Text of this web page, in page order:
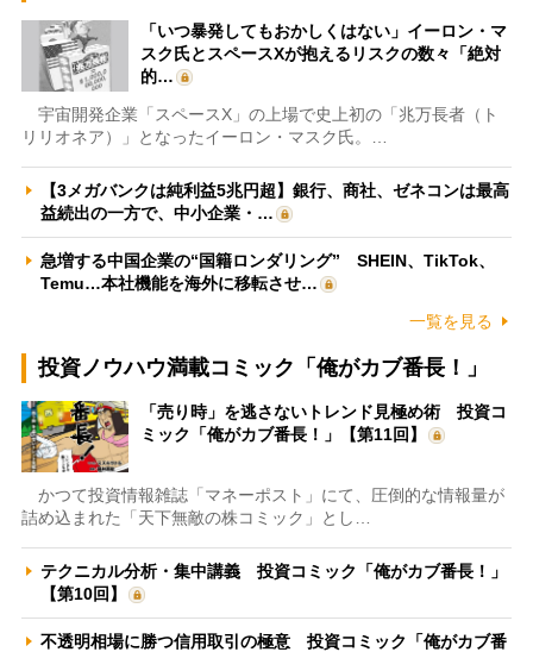
「いつ暴発してもおかしくはない」イーロン・マ
スク氏とスペースXが抱えるリスクの数々「絶対
的…
宇宙開発企業「スペースX」の上場で史上初の「兆万長者（ト
リリオネア）」となったイーロン・マスク氏。…
【3メガバンクは純利益5兆円超】銀行、商社、ゼネコンは最高
益続出の一方で、中小企業・…
急増する中国企業の“国籍ロンダリング” SHEIN、TikTok、
Temu…本社機能を海外に移転させ…
一覧を見る
投資ノウハウ満載コミック「俺がカブ番長！」
「売り時」を逃さないトレンド見極め術 投資コ
ミック「俺がカブ番長！」【第11回】
かつて投資情報雑誌「マネーポスト」にて、圧倒的な情報量が
詰め込まれた「天下無敵の株コミック」とし…
テクニカル分析・集中講義 投資コミック「俺がカブ番長！」
【第10回】
不透明相場に勝つ信用取引の極意 投資コミック「俺がカブ番